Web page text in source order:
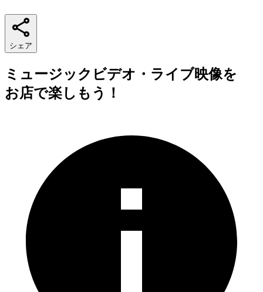
シェア
ミュージックビデオ・ライブ映像を
お店で楽しもう！